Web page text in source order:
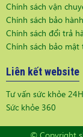
Chính sách vận
Chính sách bảo hành
Chính sách đổi trả
Chính sách bảo
Liên kết website
Tư vấn sức khỏe 24H
Sức khỏe 360